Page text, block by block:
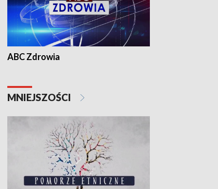
ABC Zdrowia
MNIEJSZOŚCI